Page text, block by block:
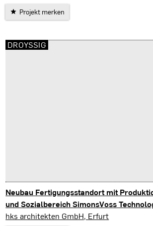
Projekt merken
Neubau Fertigungsstandort mit
und Sozialbereich SimonsVoss
Droyßig
hks architekten GmbH, Erfurt
DROYSSIG